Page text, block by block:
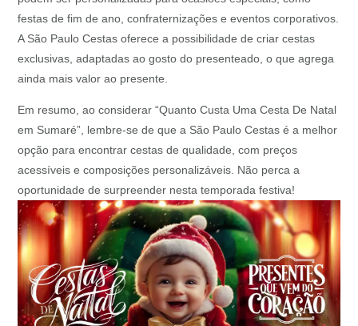
festas de fim de ano, confraternizações e eventos corporativos.
A São Paulo Cestas oferece a possibilidade de criar cestas
exclusivas, adaptadas ao gosto do presenteado, o que agrega
ainda mais valor ao presente.
Em resumo, ao considerar “Quanto Custa Uma Cesta De Natal
em Sumaré”, lembre-se de que a São Paulo Cestas é a melhor
opção para encontrar cestas de qualidade, com preços
acessíveis e composições personalizáveis. Não perca a
oportunidade de surpreender nesta temporada festiva!